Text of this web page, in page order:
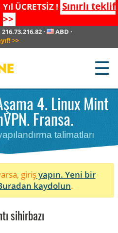
ÜCRETSİZ ! Sınırlı teklif
>>
216.73.216.82· ABD ·
>>
☰
4. Linux Mint
Fransa.
talimatları
girişyapın. Yeni bir
kaydolun.
sihirbazı